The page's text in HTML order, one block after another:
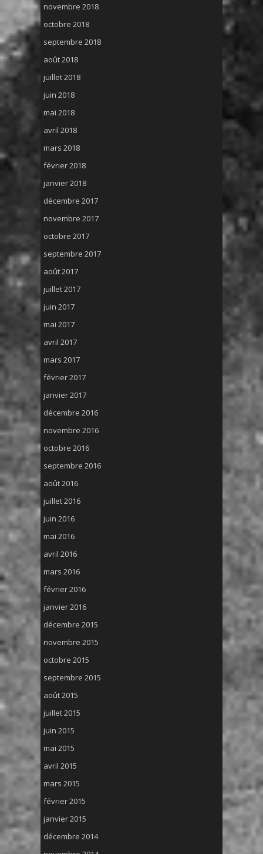
novembre 2018
octobre 2018
septembre 2018
août 2018
juillet 2018
juin 2018
mai 2018
avril 2018
mars 2018
février 2018
janvier 2018
décembre 2017
novembre 2017
octobre 2017
septembre 2017
août 2017
juillet 2017
juin 2017
mai 2017
avril 2017
mars 2017
février 2017
janvier 2017
décembre 2016
novembre 2016
octobre 2016
septembre 2016
août 2016
juillet 2016
juin 2016
mai 2016
avril 2016
mars 2016
février 2016
janvier 2016
décembre 2015
novembre 2015
octobre 2015
septembre 2015
août 2015
juillet 2015
juin 2015
mai 2015
avril 2015
mars 2015
février 2015
janvier 2015
décembre 2014